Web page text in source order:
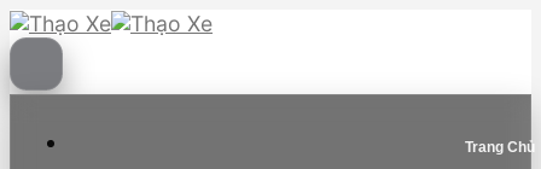
Skip
to
content
Trang Chủ